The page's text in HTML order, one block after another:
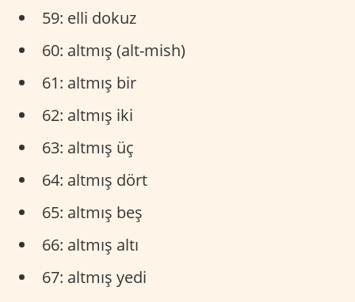
59: elli dokuz
60: altmış (alt-mish)
61: altmış bir
62: altmış iki
63: altmış üç
64: altmış dört
65: altmış beş
66: altmış altı
67: altmış yedi